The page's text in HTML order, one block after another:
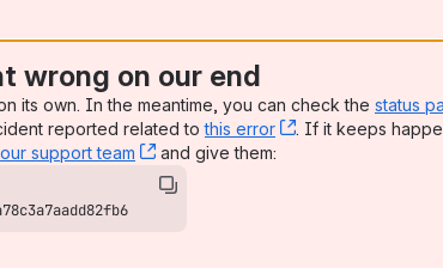
wrong on our end
its own. In the meantime, you can check the status
reported related tothis error , (opens new
. If it keeps
our support team , (opens new window)
and give them: